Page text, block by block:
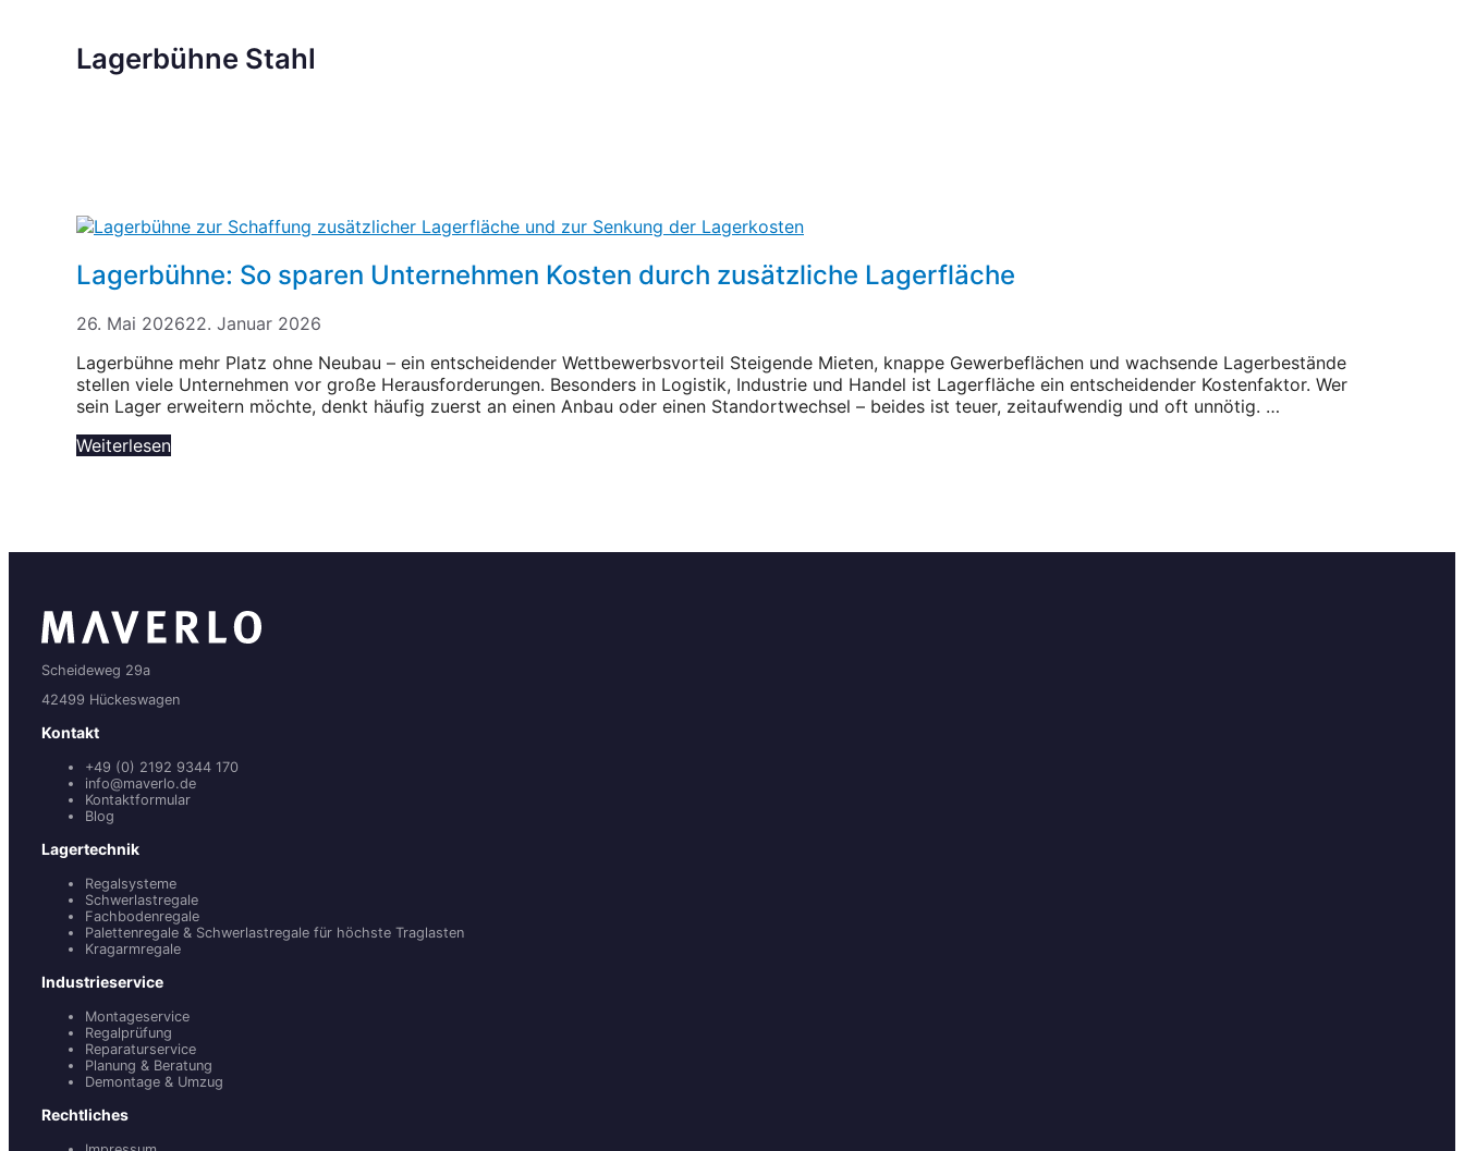
Lagerbühne Stahl
Lagerbühne: So sparen Unternehmen Kosten durch zusätzliche Lagerfläche
26. Mai 202622. Januar 2026
Lagerbühne mehr Platz ohne Neubau – ein entscheidender Wettbewerbsvorteil Steigende Mieten, knappe Gewerbeflächen und wachsende Lagerbestände
stellen viele Unternehmen vor große Herausforderungen. Besonders in Logistik, Industrie und Handel ist Lagerfläche ein entscheidender Kostenfaktor. Wer
sein Lager erweitern möchte, denkt häufig zuerst an einen Anbau oder einen Standortwechsel – beides ist teuer, zeitaufwendig und oft unnötig. …
Weiterlesen
Scheideweg 29a
42499 Hückeswagen
Kontakt
+49 (0) 2192 9344 170
info@maverlo.de
Kontaktformular
Blog
Lagertechnik
Regalsysteme
Schwerlastregale
Fachbodenregale
Palettenregale & Schwerlastregale für höchste Traglasten
Kragarmregale
Industrieservice
Montageservice
Regalprüfung
Reparaturservice
Planung & Beratung
Demontage & Umzug
Rechtliches